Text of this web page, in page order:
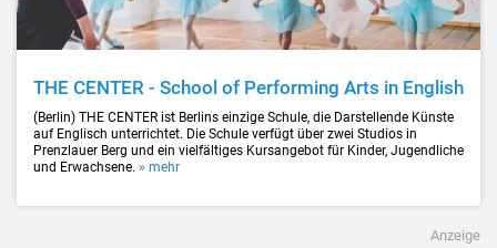
THE CENTER - School of Performing Arts in English
(Berlin) THE CENTER ist Berlins einzige Schule, die Darstellende Künste
auf Englisch unterrichtet. Die Schule verfügt über zwei Studios in
Prenzlauer Berg und ein vielfältiges Kursangebot für Kinder, Jugendliche
und Erwachsene. » mehr
Anzeige